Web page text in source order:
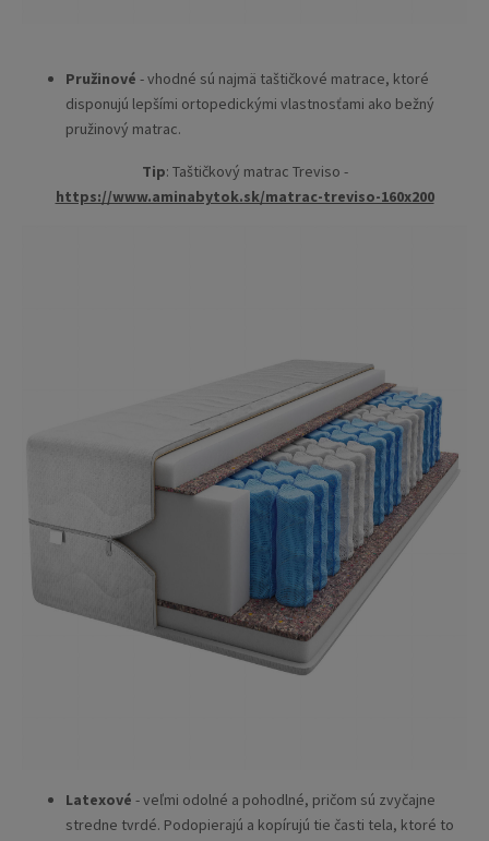
Pružinové - vhodné sú najmä taštičkové matrace, ktoré
disponujú lepšími ortopedickými vlastnosťami ako bežný
pružinový matrac.
Tip: Taštičkový matrac Treviso -
https://www.aminabytok.sk/matrac-treviso-160x200
Latexové - veľmi odolné a pohodlné, pričom sú zvyčajne
stredne tvrdé. Podopierajú a kopírujú tie časti tela, ktoré to